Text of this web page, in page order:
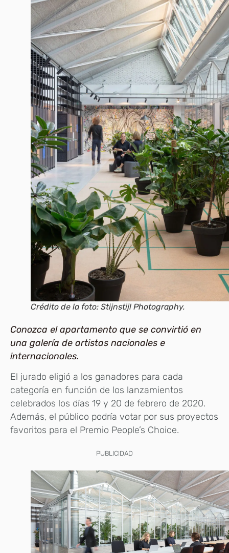
Crédito de la foto: Stijnstijl Photography.
Conozca el apartamento que se convirtió en
una galería de artistas nacionales e
internacionales.
El jurado eligió a los ganadores para cada
categoría en función de los lanzamientos
celebrados los días 19 y 20 de febrero de 2020.
Además, el público podría votar por sus proyectos
favoritos para el Premio People’s Choice.
PUBLICIDAD